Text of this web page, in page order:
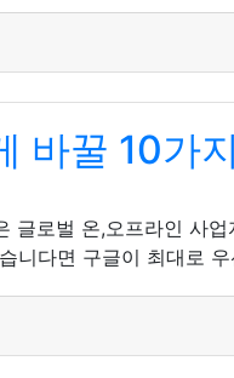
바꿀 10가
글로벌 온,오프라인 사
니다면 구글이 최대로